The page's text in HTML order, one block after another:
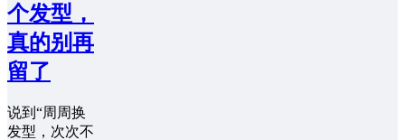
个发型，
真的别再
留了
说到“周周换
发型，次次不